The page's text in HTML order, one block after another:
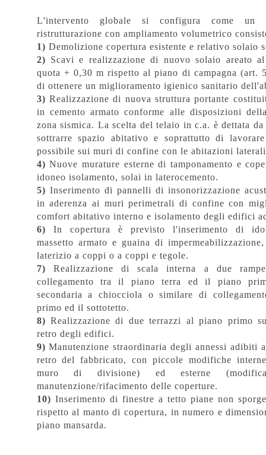
L'intervento globale si configura come un
ristrutturazione con ampliamento volumetrico
1) Demolizione copertura esistente e relativo solaio
2) Scavi e realizzazione di nuovo solaio areato
quota + 0,30 m rispetto al piano di campagna (art.
di ottenere un miglioramento igienico sanitario
3) Realizzazione di nuova struttura portante
in cemento armato conforme alle disposizioni
zona sismica. La scelta del telaio in c.a. è dettata
sottrarre spazio abitativo e soprattutto di
possibile sui muri di confine con le abitazioni
4) Nuove murature esterne di tamponamento e
idoneo isolamento, solai in laterocemento.
5) Inserimento di pannelli di insonorizzazione
in aderenza ai muri perimetrali di confine con
comfort abitativo interno e isolamento degli edifici
6) In copertura è previsto l'inserimento di
massetto armato e guaina di
laterizio a coppi o a coppi e tegole.
7) Realizzazione di scala interna a due
collegamento tra il piano terra ed il piano
secondaria a chiocciola o similare di
primo ed il sottotetto.
8) Realizzazione di due terrazzi al piano primo
retro degli edifici.
9) Manutenzione straordinaria degli annessi adibiti
retro del fabbricato, con piccole modifiche interne
muro di divisione) ed esterne
manutenzione/rifacimento delle coperture.
10) Inserimento di finestre a tetto piane non
rispetto al manto di copertura, in numero e
piano mansarda.